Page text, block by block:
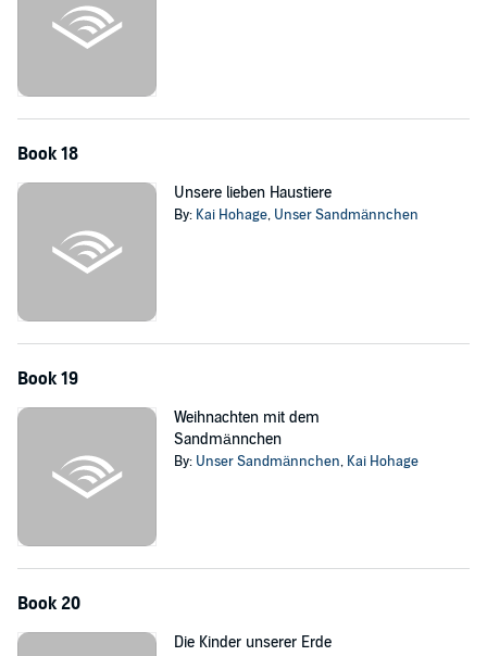
Book 18
Unsere lieben Haustiere
By: Kai Hohage, Unser Sandmännchen
Book 19
Weihnachten mit dem
Sandmännchen
By: Unser Sandmännchen, Kai Hohage
Book 20
Die Kinder unserer Erde